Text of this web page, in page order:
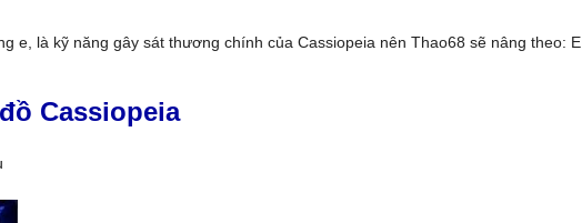
e, là kỹ năng gây sát thương chính của Cassiopeia nên Thao68 sẽ nâng theo: E
Cassiopeia